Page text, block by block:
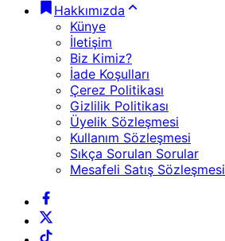
Hakkımızda
Künye
İletişim
Biz Kimiz?
İade Koşulları
Çerez Politikası
Gizlilik Politikası
Üyelik Sözleşmesi
Kullanım Sözleşmesi
Sıkça Sorulan Sorular
Mesafeli Satış Sözleşmesi